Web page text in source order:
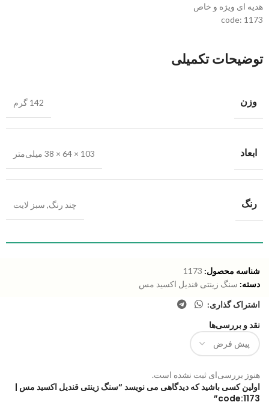
هدیه ای ویژه و خاص
code: 1173
توضیحات تکمیلی
وزن 142 گرم
ابعاد 103 × 64 × 38 میلی‌متر
رنگ چند رنگ, سبز لایت
شناسه محصول: 1173
دسته: سنگ زینتی قندیل اکسید مس
اشتراک گذاری:
نقد و بررسی‌ها
هنوز بررسی‌ای ثبت نشده است.
اولین کسی باشید که دیدگاهی می نویسد “سنگ زینتی قندیل اکسید مس |
code:1173”